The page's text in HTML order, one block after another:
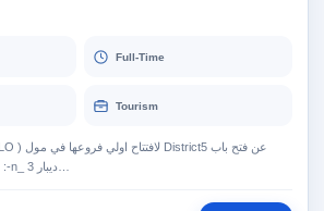
Full-Time
Tourism